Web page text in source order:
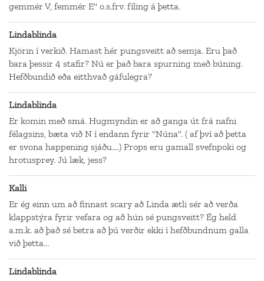
gemmér V, femmér E" o.s.frv. fíling á þetta.
Lindablinda
Kjörin í verkið. Hamast hér pungsveitt að semja. Eru það
bara þessir 4 stafir? Nú er það bara spurning með búning.
Hefðbundið eða eitthvað gáfulegra?
Lindablinda
Er komin með smá. Hugmyndin er að ganga út frá nafni
félagsins, bæta við N í endann fyrir "Núna". ( af því að þetta
er svona happening sjáðu....) Props eru gamall svefnpoki og
hrotusprey. Jú læk, jess?
Kalli
Er ég einn um að finnast scary að Linda ætli sér að verða
klappstýra fyrir vefara og að hún sé pungsveitt? Ég held
a.m.k. að það sé betra að þú verðir ekki í hefðbundnum galla
við þetta...
Lindablinda